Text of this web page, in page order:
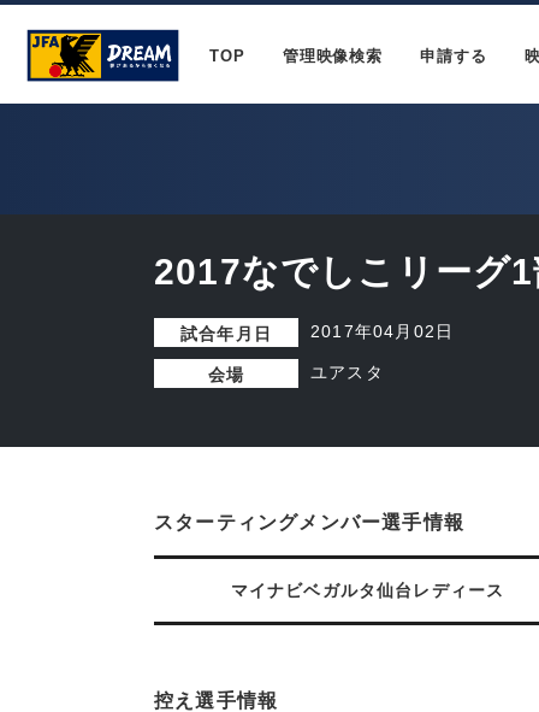
TOP 管理映像検索 申請する
2017なでしこリーグ
試合年月日 2017年04月02日
会場 ユアスタ
スターティングメンバー選手情報
マイナビベガルタ仙台レディース
控え選手情報